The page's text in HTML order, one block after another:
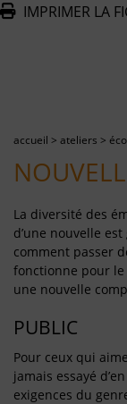
IMPRIMER LA
accueil > ateliers >
La diversité des
d’une nouvelle
comment passer
fonctionne pour le
une nouvelle
PUBLIC
Pour ceux qui
jamais essayé
exigences du